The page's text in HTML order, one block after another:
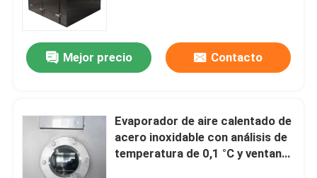
Mejor precio Contacto
Evaporador de aire calentado de
acero inoxidable con análisis de
temperatura de 0,1 °C y ventana